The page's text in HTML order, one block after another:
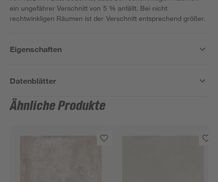
ein ungefährer Verschnitt von 5 % anfällt. Bei nicht
rechtwinkligen Räumen ist der Verschnitt entsprechend größer.
Eigenschaften
Datenblätter
Ähnliche Produkte